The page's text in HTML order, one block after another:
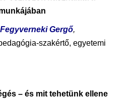
Fegyverneki Gergő,
szakértő, egyetemi
– és mit tehetünk ellene